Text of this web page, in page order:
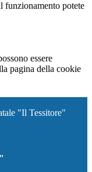
funzionamento potete
essere
pagina della cookie
"Il Tessitore"